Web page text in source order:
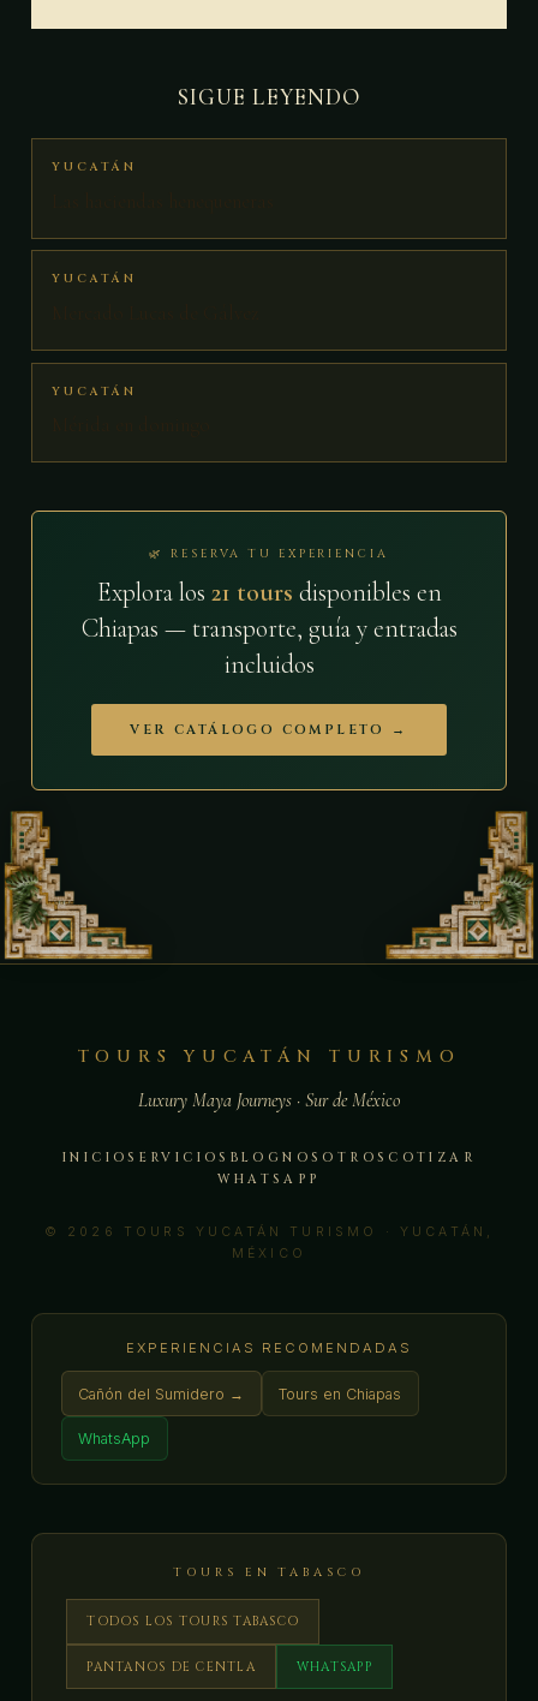
SIGUE LEYENDO
YUCATÁN
YUCATÁN
YUCATÁN
🌿 RESERVA TU EXPERIENCIA
Explora los 21 tours disponibles en
Chiapas — transporte, guía y entradas
incluidos
VER CATÁLOGO COMPLETO →
TOURS YUCATÁN TURISMO
Luxury Maya Journeys · Sur de México
INICIOSERVICIOS BLOGNOSOTROS COTIZAR
WHATSAPP
© 2026 TOURS YUCATÁN TURISMO · YUCATÁN,
MÉXICO
EXPERIENCIAS RECOMENDADAS
Cañón del Sumidero → Tours en Chiapas
WhatsApp
TOURS EN TABASCO
TODOS LOS TOURS TABASCO
PANTANOS DE CENTLA WHATSAPP